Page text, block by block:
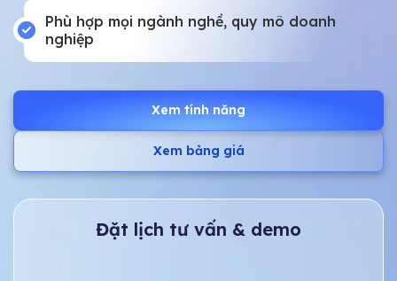
Phù hợp mọi ngành nghề, quy mô doanh
nghiệp
Xem tính năng
Xem bảng giá
Đặt lịch tư vấn & demo